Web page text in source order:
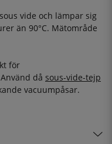
vide och lämpar sig
än 90°C. Mätområde
för
då sous-vide-tejp
vacuumpåsar.